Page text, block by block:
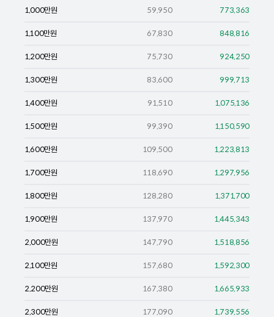
1,000만원 59,950 773,363
1,100만원 67,830 848,816
1,200만원 75,730 924,250
1,300만원 83,600 999,713
1,400만원 91,510 1,075,136
1,500만원 99,390 1,150,590
1,600만원 109,500 1,223,813
1,700만원 118,690 1,297,956
1,800만원 128,280 1,371,700
1,900만원 137,970 1,445,343
2,000만원 147,790 1,518,856
2,100만원 157,680 1,592,300
2,200만원 167,380 1,665,933
2,300만원 177,090 1,739,556